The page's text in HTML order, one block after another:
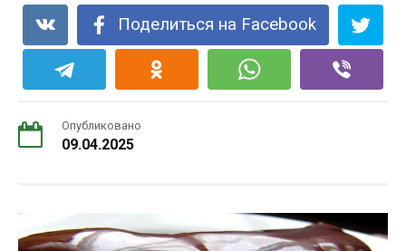
Поделиться на Facebook
Опубликовано
09.04.2025